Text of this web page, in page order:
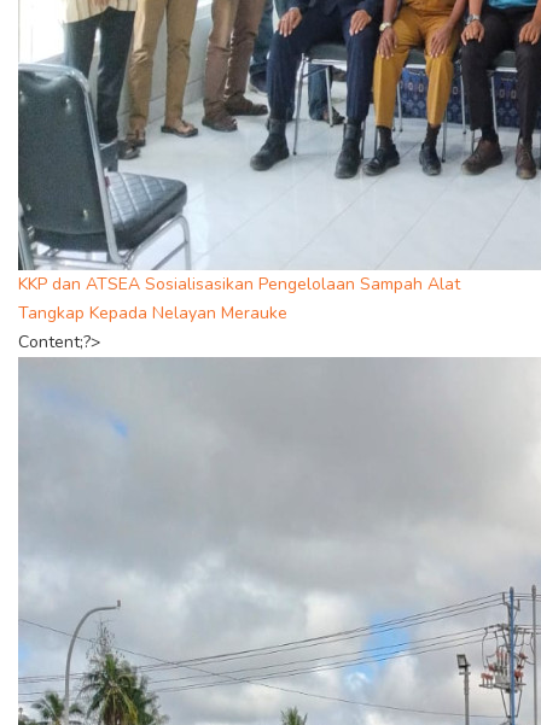
KKP dan ATSEA Sosialisasikan Pengelolaan Sampah Alat
Tangkap Kepada Nelayan Merauke
Content;?>